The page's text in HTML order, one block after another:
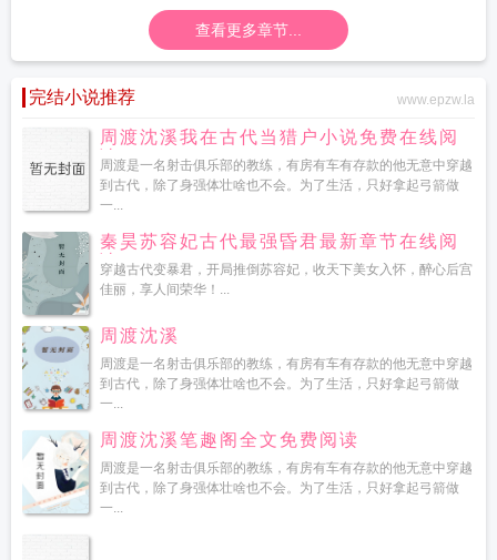
查看更多章节...
完结小说推荐 www.epzw.la
周渡沈溪我在古代当猎户小说免费在线阅
读
周渡是一名射击俱乐部的教练，有房有车有存款的他无意中穿越
到古代，除了身强体壮啥也不会。为了生活，只好拿起弓箭做
一...
秦昊苏容妃古代最强昏君最新章节在线阅
读
穿越古代变暴君，开局推倒苏容妃，收天下美女入怀，醉心后宫
佳丽，享人间荣华！...
周渡沈溪
周渡是一名射击俱乐部的教练，有房有车有存款的他无意中穿越
到古代，除了身强体壮啥也不会。为了生活，只好拿起弓箭做
一...
周渡沈溪笔趣阁全文免费阅读
周渡是一名射击俱乐部的教练，有房有车有存款的他无意中穿越
到古代，除了身强体壮啥也不会。为了生活，只好拿起弓箭做
一...